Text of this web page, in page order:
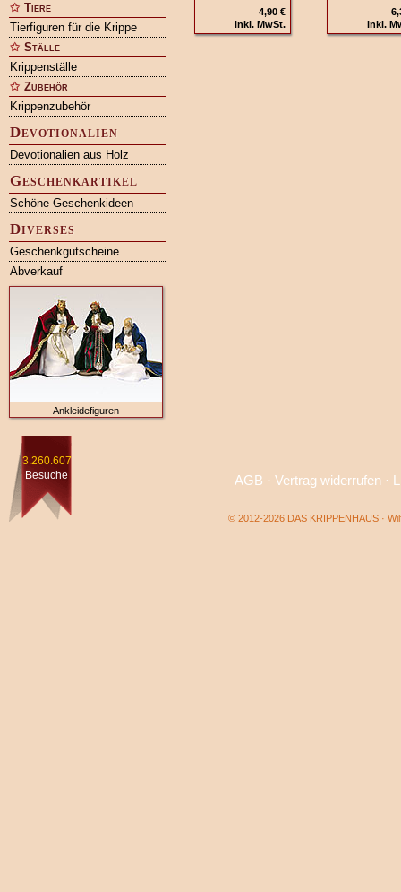
Tiere
Tierfiguren für die Krippe
Ställe
Krippenställe
Zubehör
Krippenzubehör
Devotionalien
Devotionalien aus Holz
Geschenkartikel
Schöne Geschenkideen
Diverses
Geschenkgutscheine
Abverkauf
Ankleidefiguren
4,90 €
inkl. MwSt.
inkl.
3.260.607
Besuche
AGB · Vertrag widerrufen·
© 2012-2026 DAS KRIPPENHAUS ·